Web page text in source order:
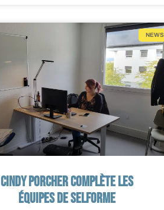
NEWS
Cindy PORCHER complète les
équipes de SELFORME